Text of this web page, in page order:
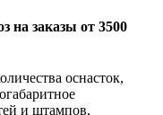
на заказы от 3500
оснасток,
и штампов,